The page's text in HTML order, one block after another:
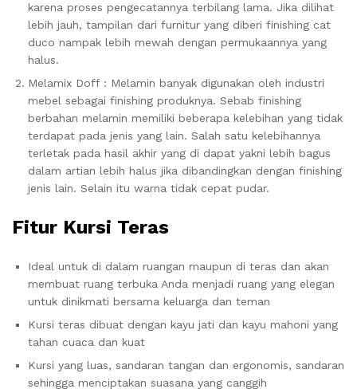
karena proses pengecatannya terbilang lama. Jika dilihat
lebih jauh, tampilan dari furnitur yang diberi finishing cat
duco nampak lebih mewah dengan permukaannya yang
halus.
Melamix Doff : Melamin banyak digunakan oleh industri
mebel sebagai finishing produknya. Sebab finishing
berbahan melamin memiliki beberapa kelebihan yang tidak
terdapat pada jenis yang lain. Salah satu kelebihannya
terletak pada hasil akhir yang di dapat yakni lebih bagus
dalam artian lebih halus jika dibandingkan dengan finishing
jenis lain. Selain itu warna tidak cepat pudar.
Fitur Kursi Teras
Ideal untuk di dalam ruangan maupun di teras dan akan
membuat ruang terbuka Anda menjadi ruang yang elegan
untuk dinikmati bersama keluarga dan teman
Kursi teras dibuat dengan kayu jati dan kayu mahoni yang
tahan cuaca dan kuat
Kursi yang luas, sandaran tangan dan ergonomis, sandaran
sehingga menciptakan suasana yang canggih